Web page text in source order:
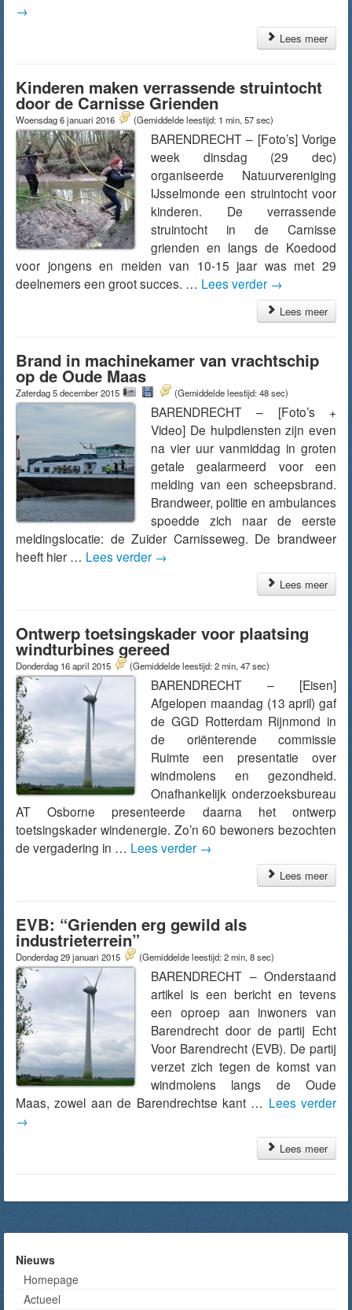
→
Lees meer
Kinderen maken verrassende struintocht
door de Carnisse Grienden
Woensdag 6 januari 2016 (Gemiddelde leestijd: 1 min, 57 sec)
BARENDRECHT – [Foto’s] Vorige
week dinsdag (29 dec)
organiseerde Natuurvereniging
IJsselmonde een struintocht voor
kinderen. De verrassende
struintocht in de Carnisse
grienden en langs de Koedood
voor jongens en meiden van 10-15 jaar was met 29
deelnemers een groot succes. … Lees verder →
Lees meer
Brand in machinekamer van vrachtschip
op de Oude Maas
Zaterdag 5 december 2015 (Gemiddelde leestijd: 48 sec)
BARENDRECHT – [Foto’s +
Video] De hulpdiensten zijn even
na vier uur vanmiddag in groten
getale gealarmeerd voor een
melding van een scheepsbrand.
Brandweer, politie en ambulances
spoedde zich naar de eerste
meldingslocatie: de Zuider Carnisseweg. De brandweer
heeft hier … Lees verder →
Lees meer
Ontwerp toetsingskader voor plaatsing
windturbines gereed
Donderdag 16 april 2015 (Gemiddelde leestijd: 2 min, 47 sec)
BARENDRECHT – [Eisen]
Afgelopen maandag (13 april) gaf
de GGD Rotterdam Rijnmond in
de oriënterende commissie
Ruimte een presentatie over
windmolens en gezondheid.
Onafhankelijk onderzoeksbureau
AT Osborne presenteerde daarna het ontwerp
toetsingskader windenergie. Zo’n 60 bewoners bezochten
de vergadering in … Lees verder →
Lees meer
EVB: “Grienden erg gewild als
industrieterrein”
Donderdag 29 januari 2015 (Gemiddelde leestijd: 2 min, 8 sec)
BARENDRECHT – Onderstaand
artikel is een bericht en tevens
een oproep aan inwoners van
Barendrecht door de partij Echt
Voor Barendrecht (EVB). De partij
verzet zich tegen de komst van
windmolens langs de Oude
Maas, zowel aan de Barendrechtse kant … Lees verder
→
Lees meer
Nieuws
Homepage
Actueel